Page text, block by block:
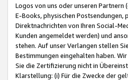
Logos von uns oder unseren
E-Books, physischen
Direktnachrichten von Ihren Social-
Kunden angemeldet werden) und
stehen. Auf unser Verlangen stellen
Bestimmungen eingehalten haben.
Sie die Zertifizierung nicht in
Klarstellung: (i) Für die Zwecke der